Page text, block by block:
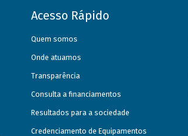
Acesso Rápido
Quem somos
Onde atuamos
Transparência
Consulta a financiamentos
Resultados para a sociedade
Credenciamento de Equipamentos